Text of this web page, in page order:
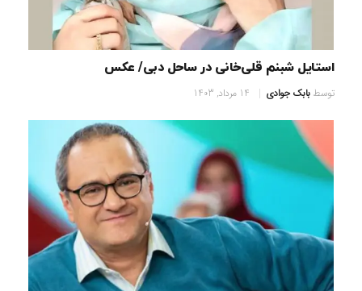
استایل شبنم قلی‌خانی در ساحل دبی/ عکس
توسطبابک جوادی 14 مرداد, 1403